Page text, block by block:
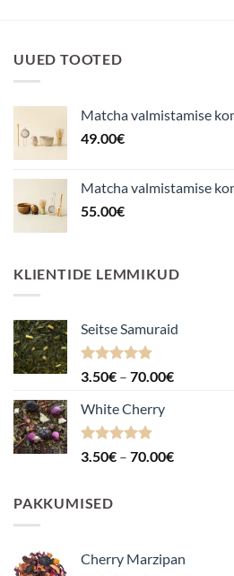
UUED TOOTED
Matcha valmistamise
49.00€
Matcha valmistamise
55.00€
KLIENTIDE LEMMIKUD
Seitse Samuraid
Hinnanguga
3.50€ – 70.00€
White Cherry
Hinnanguga
3.50€ – 70.00€
PAKKUMISED
Cherry Marzipan